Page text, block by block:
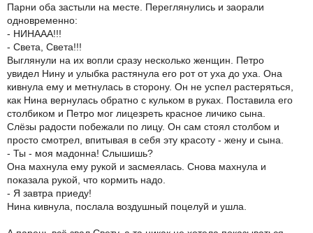
Парни оба застыли на месте. Переглянулись и заорали
одновременно:
- НИНААА!!!
- Света, Света!!!
Выглянули на их вопли сразу несколько женщин. Петро
увидел Нину и улыбка растянула его рот от уха до уха. Она
кивнула ему и метнулась в сторону. Он не успел растеряться,
как Нина вернулась обратно с кульком в руках. Поставила его
столбиком и Петро мог лицезреть красное личико сына.
Слёзы радости побежали по лицу. Он сам стоял столбом и
просто смотрел, впитывая в себя эту красоту - жену и сына.
- Ты - моя мадонна! Слышишь?
Она махнула ему рукой и засмеялась. Снова махнула и
показала рукой, что кормить надо.
- Я завтра приеду!
Нина кивнула, послала воздушный поцелуй и ушла.